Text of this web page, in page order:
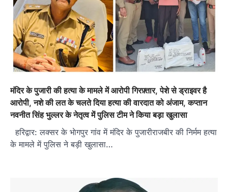
मंदिर के पुजारी की हत्या के मामले में आरोपी गिरफ़्तार, पेशे से ड्राइवर है
आरोपी, नशे की लत के चलते दिया हत्या की वारदात को अंजाम, कप्तान
नवनीत सिंह भुल्लर के नेतृत्व में पुलिस टीम ने किया बड़ा खुलासा
हरिद्वार: लक्सर के भाेगपुर गांव में मंदिर के पुजारीराजबीर की निर्मम हत्या
के मामले में पुलिस ने बड़ी खुलासा…